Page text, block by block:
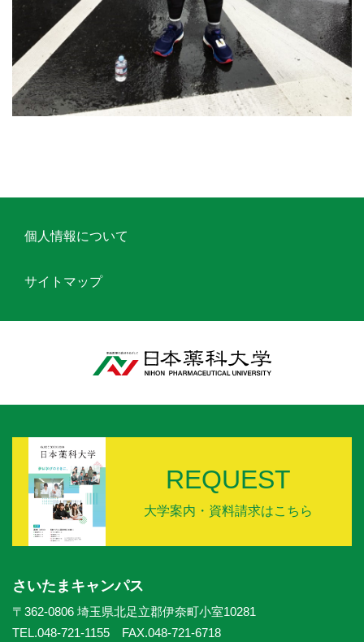
個人情報について
サイトマップ
REQUEST
大学案内・資料請求はこちら
さいたまキャンパス
〒362-0806 埼玉県北足立郡伊奈町小室10281
TEL.048-721-1155 FAX.048-721-6718